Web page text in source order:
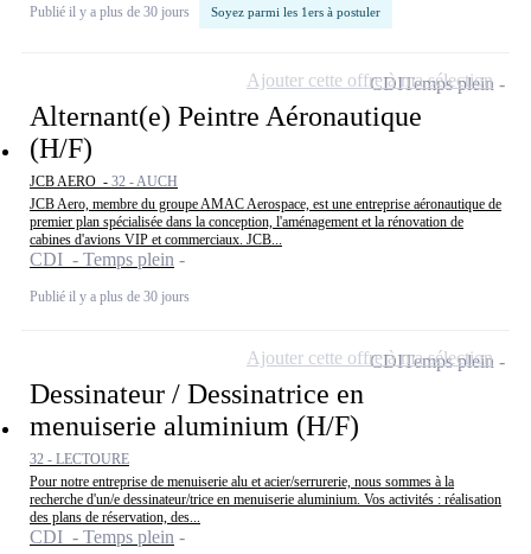
Publié il y a plus de 30 jours Soyez parmi les 1ers à postuler
Alternant(e) Peintre Aéronautique
(H/F)
JCB AERO - 32 - AUCH
JCB Aero, membre du groupe AMAC Aerospace, est une entreprise aéronautique de
premier plan spécialisée dans la conception, l'aménagement et la rénovation de
cabines d'avions VIP et commerciaux. JCB...
CDI - Temps plein
Publié il y a plus de 30 jours
CDITemps plein
Ajouter cette offre à ma sélection
Dessinateur / Dessinatrice en
menuiserie aluminium (H/F)
32 - LECTOURE
Pour notre entreprise de menuiserie alu et acier/serrurerie, nous sommes à la
recherche d'un/e dessinateur/trice en menuiserie aluminium. Vos activités : réalisation
des plans de réservation, des...
CDI - Temps plein
CDITemps plein
Ajouter cette offre à ma sélection